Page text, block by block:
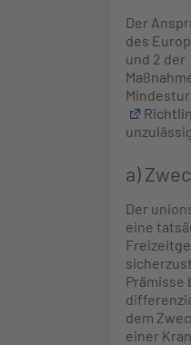
Der
des
und 2 der
a)
Der
eine
Prämisse
dem
einer